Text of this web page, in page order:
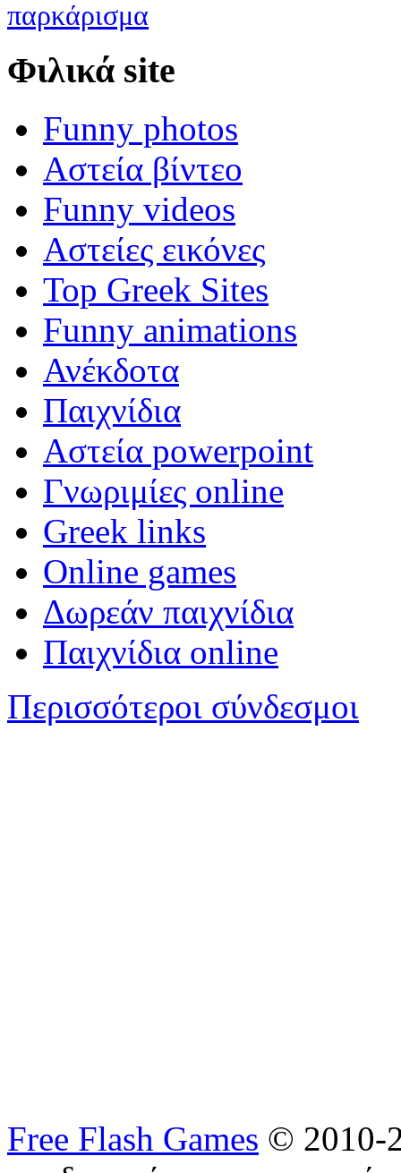
παρκάρισμα
Φιλικά site
Funny photos
Αστεία βίντεο
Funny videos
Αστείες εικόνες
Top Greek Sites
Funny animations
Ανέκδοτα
Παιχνίδια
Αστεία powerpoint
Γνωριμίες online
Greek links
Online games
Δωρεάν παιχνίδια
Παιχνίδια online
Περισσότεροι σύνδεσμοι
Free Flash Games © 2010-